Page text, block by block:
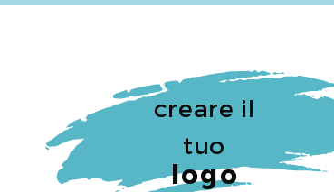
creare il
tuo
logo